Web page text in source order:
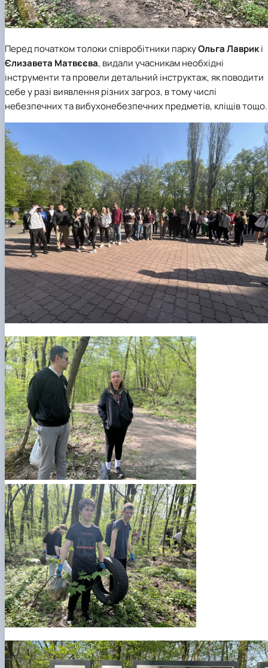
Перед початком толоки співробітники паркуОльга Лаврикі
Єлизавета Матвєєва, видали учасникам необхідні
інструменти та провели детальний інструктаж, як поводити
себе у разі виявлення різних загроз, в тому числі
небезпечних та вибухонебезпечних предметів, кліщів тощо.